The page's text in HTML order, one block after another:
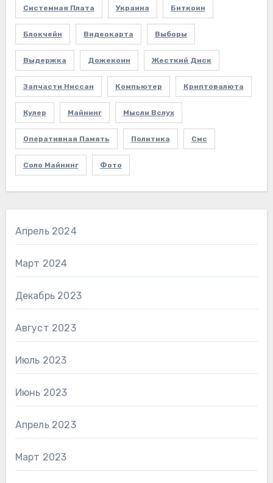
Системная Плата Украина Биткоин
Блокчейн Видеокарта Выборы
Выдержка Дожекоин Жесткий Диск
Запчасти Ниссан Компьютер Криптовалюта
Кулер Майнинг Мысли Вслух
Оперативная Память Политика Смс
Соло Майнинг Фото
Апрель 2024
Март 2024
Декабрь 2023
Август 2023
Июль 2023
Июнь 2023
Апрель 2023
Март 2023